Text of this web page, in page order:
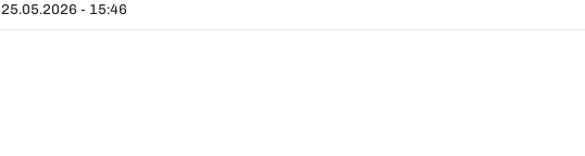
25.05.2026 - 15:46